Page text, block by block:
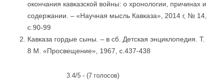
окончания кавказской войны: о хронологии, причинах и
содержании. – «Научная мысль Кавказа», 2014 г, № 14,
с.90-99
Кавказа гордые сыны. – в сб. Детская энциклопедия. Т.
8 М. «Просвещение», 1967, с.437-438
3.4/5 - (7 голосов)